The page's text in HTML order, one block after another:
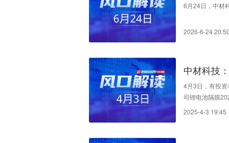
6月24日，中材
2026-6-24
中材科技
厂布局
4月3日，有投
司锂电池隔膜
2025-4-3 19:45